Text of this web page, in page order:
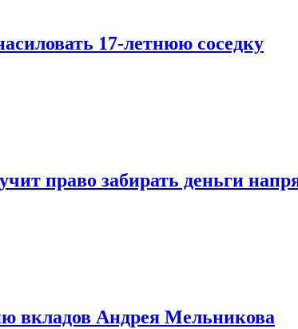
17-летнюю соседку
право забирать деньги
вкладов Андрея Мельникова